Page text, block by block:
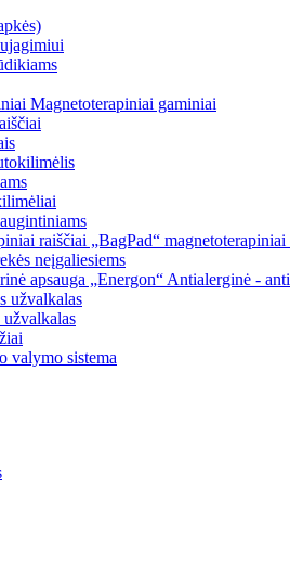
Magnetoterapiniai gaminiai
„BagPad“ magnetoterapiniai
neįgaliesiems
Antialerginė -
užvalkalas
valymo sistema